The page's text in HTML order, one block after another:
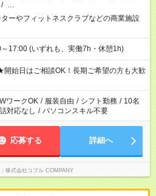
/ …
ーやフィットネスクラブなどの商業施設
17:00 (いずれも、実働7h・休憩1h)
始日はご相談OK！長期ご希望の方も大歓
ワークOK / 服装自由 / シフト勤務 / 10名
対応なし / パソコンスキル不要
応募する 詳細へ
株式会社コブル COMPANY